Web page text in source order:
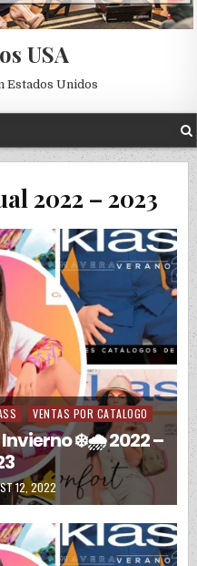
USA
Estados Unidos
2022 – 2023
VENTAS POR CATALOGO
Invierno ❄️🌧️ 2022 –
DATE:
12, 2022